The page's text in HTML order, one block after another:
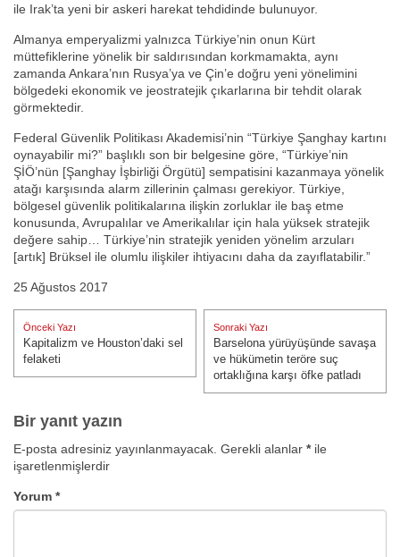
ile Irak’ta yeni bir askeri harekat tehdidinde bulunuyor.
Almanya emperyalizmi yalnızca Türkiye’nin onun Kürt
müttefiklerine yönelik bir saldırısından korkmamakta, aynı
zamanda Ankara’nın Rusya’ya ve Çin’e doğru yeni yönelimini
bölgedeki ekonomik ve jeostratejik çıkarlarına bir tehdit olarak
görmektedir.
Federal Güvenlik Politikası Akademisi’nin “Türkiye Şanghay kartını
oynayabilir mi?” başlıklı son bir belgesine göre, “Türkiye’nin
ŞİÖ’nün [Şanghay İşbirliği Örgütü] sempatisini kazanmaya yönelik
atağı karşısında alarm zillerinin çalması gerekiyor. Türkiye,
bölgesel güvenlik politikalarına ilişkin zorluklar ile baş etme
konusunda, Avrupalılar ve Amerikalılar için hala yüksek stratejik
değere sahip… Türkiye’nin stratejik yeniden yönelim arzuları
[artık] Brüksel ile olumlu ilişkiler ihtiyacını daha da zayıflatabilir.”
25 Ağustos 2017
Yazı
gezinmesi
Önceki Yazı
Önceki Yazı:
Kapitalizm ve Houston’daki sel
felaketi
Sonraki Yazı
Sonraki Yazı:
Barselona yürüyüşünde savaşa
ve hükümetin teröre suç
ortaklığına karşı öfke patladı
Bir yanıt yazın
E-posta adresiniz yayınlanmayacak. Gerekli alanlar *ile
işaretlenmişlerdir
Yorum *